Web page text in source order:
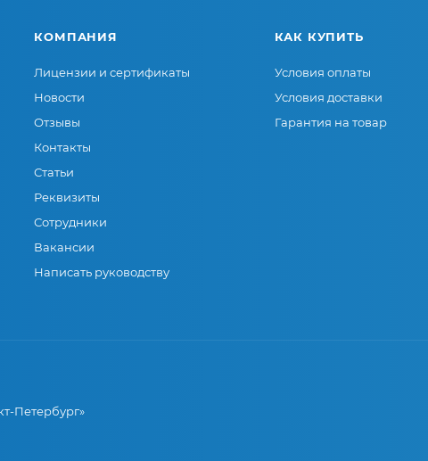
КОМПАНИЯ
Лицензии и сертификаты
Новости
Отзывы
Контакты
Статьи
Реквизиты
Сотрудники
Вакансии
Написать руководству
КАК КУПИТЬ
Условия оплаты
Условия доставки
Гарантия на товар
Петербург»